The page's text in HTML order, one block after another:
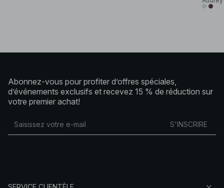
Abonnez-vous pour profiter d’offres spéciales,
d’événements exclusifs et recevez 15 % de réduction sur
votre premier achat!
S'INSCRIRE